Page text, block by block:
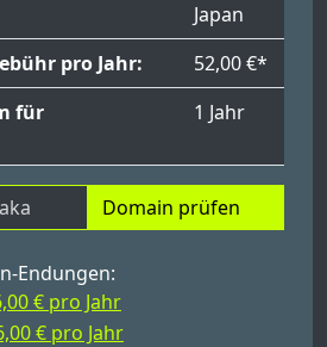
Japan
pro Jahr:
52,00 €*
für
1 Jahr
Domain prüfen
Endungen:
€ pro Jahr
€ pro Jahr